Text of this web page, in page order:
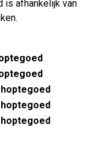
is afhankelijk van